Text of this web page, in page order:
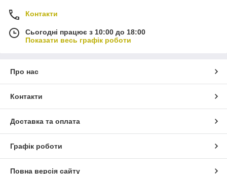
Контакти
Сьогодні працює з 10:00 до 18:00
Показати весь графік роботи
Про нас
Контакти
Доставка та оплата
Графік роботи
Повна версія сайту